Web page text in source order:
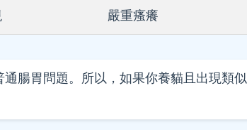
嚴重瘙癢
腸胃問題。所以，如果你養貓且出現類似